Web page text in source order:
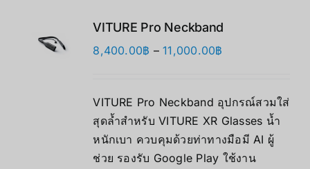
VITURE Pro Neckband
8,400.00฿ – 11,000.00฿
through
11,000.00฿
VITURE Pro Neckband อุปกรณ์สวมใส่
สุดล้ำสำหรับ VITURE XR Glasses น้ำ
หนักเบา ควบคุมด้วยท่าทางมือมี AI ผู้
ช่วย รองรับ Google Play ใช้งาน